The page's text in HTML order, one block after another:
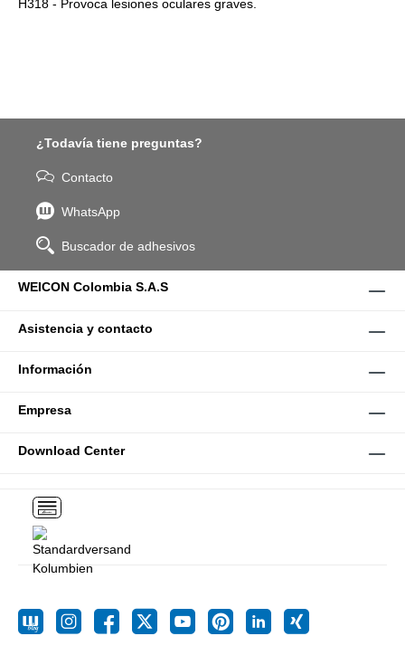
H318 - Provoca lesiones oculares graves.
¿Todavía tiene preguntas?
Contacto
WhatsApp
Buscador de adhesivos
WEICON Colombia S.A.S
Asistencia y contacto
Información
Empresa
Download Center